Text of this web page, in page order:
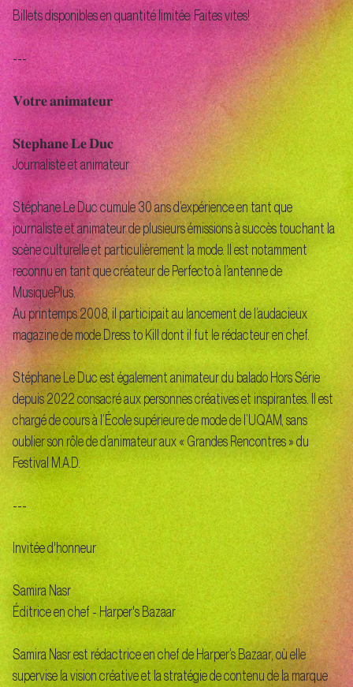
Billets disponibles en quantité limitée. Faites vites!
---
𝐕𝐨𝐭𝐫𝐞 𝐚𝐧𝐢𝐦𝐚𝐭𝐞𝐮𝐫
𝐒𝐭𝐞𝐩𝐡𝐚𝐧𝐞 𝐋𝐞 𝐃𝐮𝐜
Journaliste et animateur
Stéphane Le Duc cumule 30 ans d’expérience en tant que
journaliste et animateur de plusieurs émissions à succès touchant la
scène culturelle et particulièrement la mode. Il est notamment
reconnu en tant que créateur de Perfecto à l’antenne de
MusiquePlus.
Au printemps 2008, il participait au lancement de l’audacieux
magazine de mode Dress to Kill dont il fut le rédacteur en chef.
Stéphane Le Duc est également animateur du balado Hors Série
depuis 2022 consacré aux personnes créatives et inspirantes. Il est
chargé de cours à l’École supérieure de mode de l’UQAM, sans
oublier son rôle de d’animateur aux « Grandes Rencontres » du
Festival M.A.D.
---
Invitée d'honneur
Samira Nasr
Éditrice en chef - Harper's Bazaar
Samira Nasr est rédactrice en chef de Harper’s Bazaar, où elle
supervise la vision créative et la stratégie de contenu de la marque